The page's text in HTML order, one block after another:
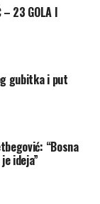
moraju
kulturu
u trenucima
– 23 GOLA I
gubitka i put
“Bosna
ideja”